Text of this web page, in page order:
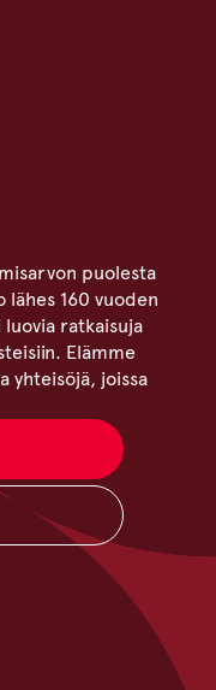
puolesta
160 vuoden
ratkaisuja
Elämme
yhteisöjä, joissa